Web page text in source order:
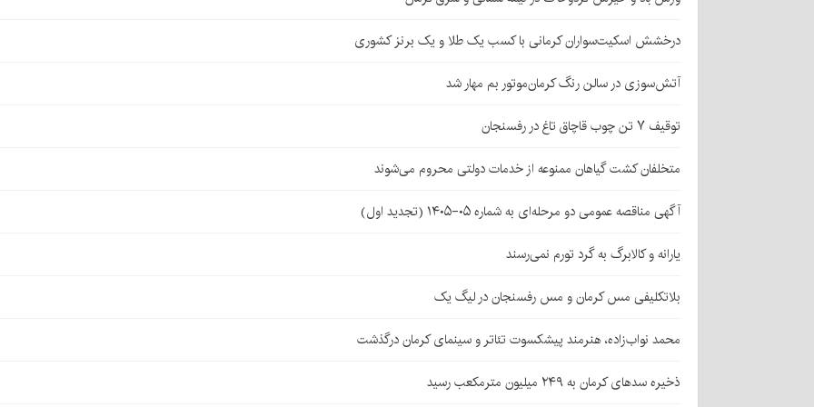
درخشش اسکیت‌سواران کرمانی با کسب یک طلا و یک برنز کشوری
آتش‌سوزی در سالن رنگ کرمان‌موتور بم مهار شد
توقیف ۷ تن چوب قاچاق تاغ در رفسنجان
متخلفان کشت گیاهان ممنوعه از خدمات دولتی محروم می‌شوند
آگهی مناقصه عمومی دو مرحله‌ای به شماره ۰۵-۱۴۰۵ (تجدید اول)
یارانه و کالابرگ به گرد تورم نمی‌رسند
بلاتکلیفی مس کرمان و مس رفسنجان در لیگ یک
محمد نواب‌زاده، هنرمند پیشکسوت تئاتر و سینمای کرمان درگذشت
ذخیره سدهای کرمان به ۲۴۹ میلیون مترمکعب رسید